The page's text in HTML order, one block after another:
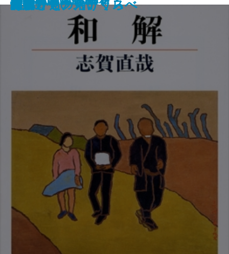
猟銃・闘牛
ヴェルレーヌ詩集
草枕
斜陽
高村光太郎詩集
歌行燈・高野聖
土
真実一路
老妓抄
坊っちゃん
和解
ヰタ・セクスアリス
出家とその弟子
にごりえ・たけくらべ
武蔵野
白痴
青年
雁
それから
門